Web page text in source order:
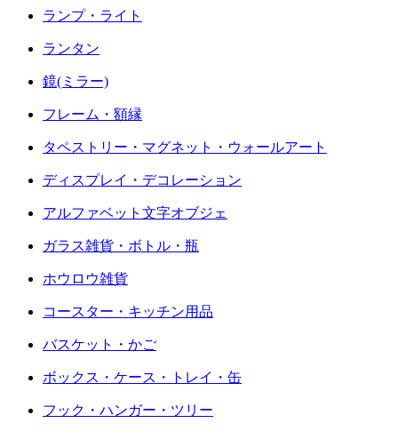
ランプ・ライト
ランタン
鏡(ミラー)
フレーム・額縁
タペストリー・マグネット・ウォールアート
ディスプレイ・デコレーション
アルファベット文字オブジェ
ガラス雑貨・ボトル・瓶
ホウロウ雑貨
コースター・キッチン用品
バスケット・かご
ボックス・ケース・トレイ・缶
フック・ハンガー・ツリー